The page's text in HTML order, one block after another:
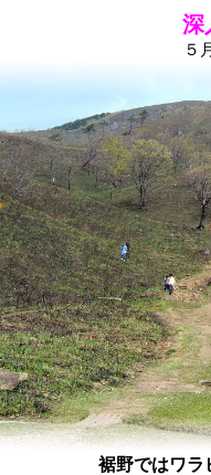
深
５
裾野ではワラ